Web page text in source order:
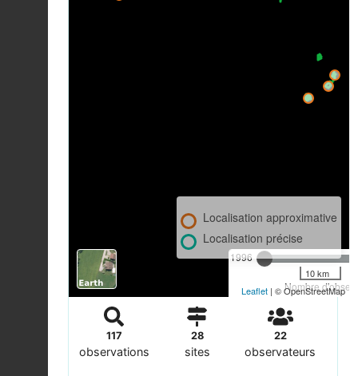
1996
Nombre
Localisation approximative
Localisation précise
10 km
Leaflet | © OpenStreetMap
117
observations
28
sites
22
observateurs